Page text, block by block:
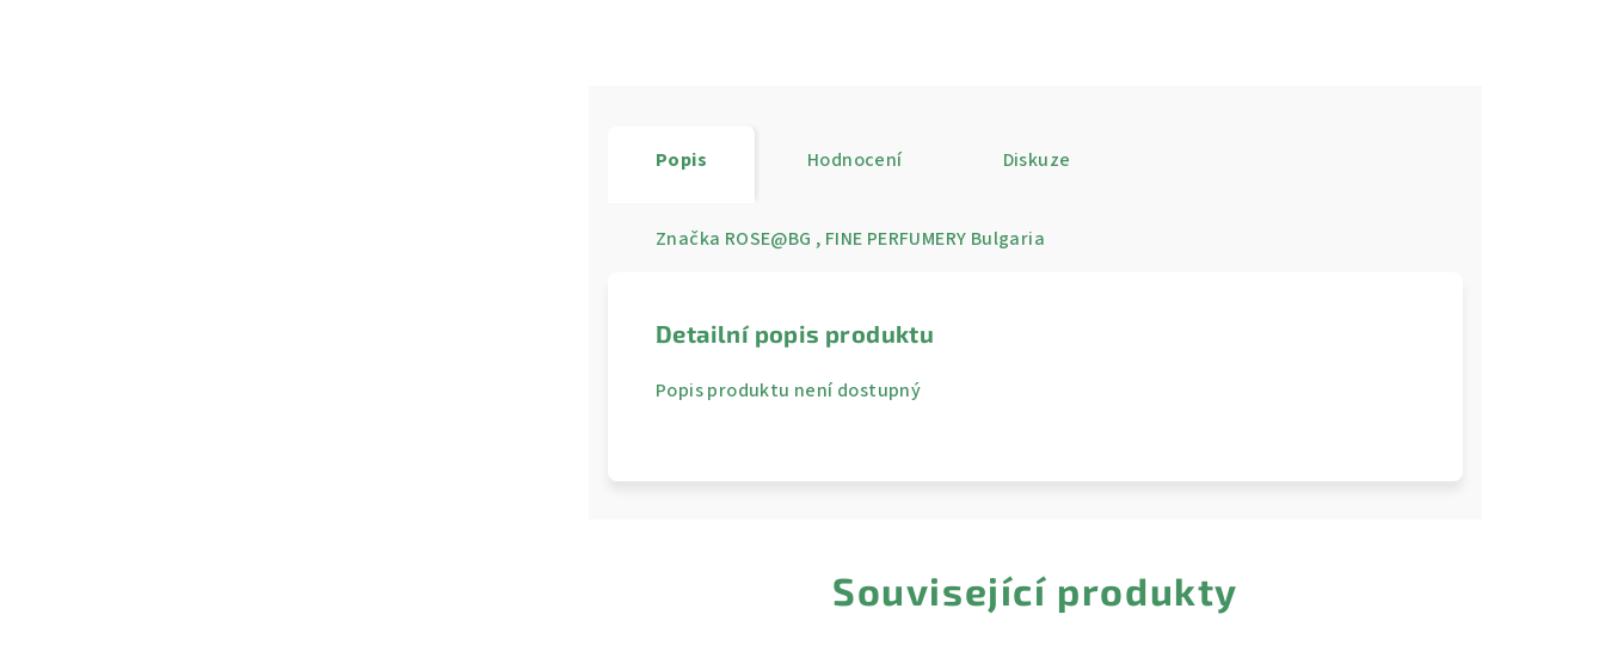
Popis Hodnocení Diskuze
Značka ROSE@BG , FINE PERFUMERY Bulgaria
Detailní popis produktu
Popis produktu není dostupný
Související produkty